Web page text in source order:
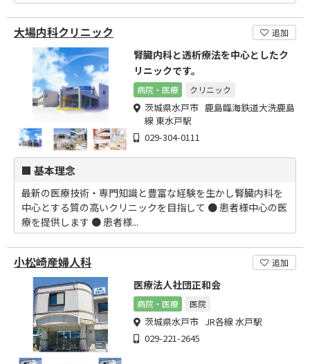
大場内科クリニック 追加
腎臓内科と透析療法を中心としたク
リニックです。
病院・医療 クリニック
茨城県水戸市 鹿島臨海鉄道大洗鹿島
線 東水戸駅
029-304-0111
■ 基本理念
最新の医療技術・専門知識と豊富な経験を生かし腎臓内科を
中心とする質の高いクリニックを目指して ● 患者様中心の医
療を提供します ● 患者様...
小松崎産婦人科 追加
医療法人社団正和会
病院・医療 医院
茨城県水戸市 JR各線 水戸駅
029-221-2645